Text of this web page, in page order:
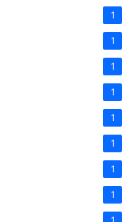
1
1
1
1
1
1
1
1